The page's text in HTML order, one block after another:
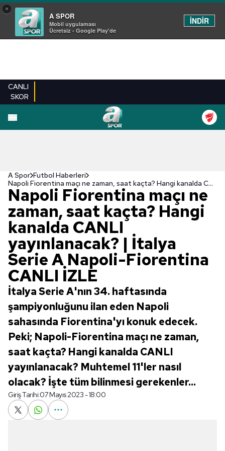
×
A SPOR
Mobil uygulaması
Ücretsiz - Google Play'de
İNDİR
CANLI
SKOR
A Spor Futbol Haberleri
Napoli Fiorentina maçı ne zaman, saat kaçta? Hangi kanalda CANLI yayınlanacak? | İtalya Serie A Napoli-Fiorentina CANLI İZLE
Napoli Fiorentina maçı ne
zaman, saat kaçta? Hangi
kanalda CANLI
yayınlanacak? | İtalya
Serie A Napoli-Fiorentina
CANLI İZLE
İtalya Serie A'nın 34. haftasında
şampiyonluğunu ilan eden Napoli
sahasında Fiorentina'yı konuk edecek.
Peki; Napoli-Fiorentina maçı ne zaman,
saat kaçta? Hangi kanalda CANLI
yayınlanacak? Muhtemel 11'ler nasıl
olacak? İşte tüm bilinmesi gerekenler...
Giriş Tarihi:07 Mayıs 2023 - 18:00